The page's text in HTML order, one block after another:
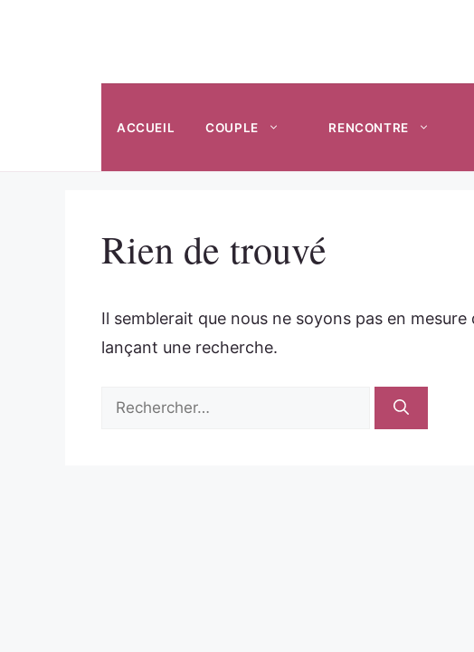
ACCUEIL COUPLE RENCONTRE
Rien de trouvé
Il semblerait que nous ne soyons pas en
lançant une recherche.
Rechercher :